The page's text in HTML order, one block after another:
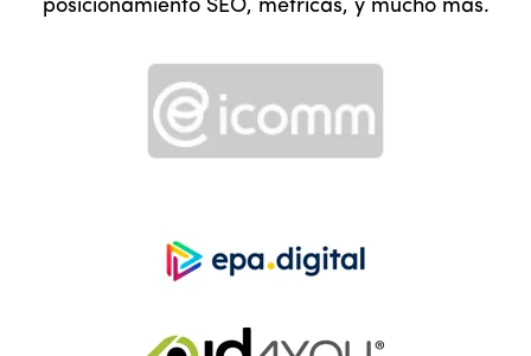
posicionamiento SEO, métricas, y mucho más.